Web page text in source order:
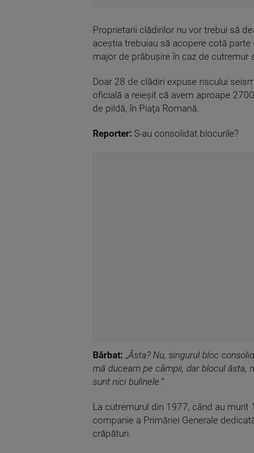
Proprietarii clădirilor nu vor trebui să
aceştia trebuiau să acopere cotă
major de prăbuşire în caz de cutremur
Doar 28 de clădiri expuse riscului
oficială a reieşit că avem aproape
de pildă, în Piaţa Romană.
Reporter: S-au consolidat blocurile?
Bărbat: „Ăsta? Nu, singurul bloc
mă duceam pe câmpii, dar blocul ăsta,
sunt nici bulinele.”
La cutremurul din 1977, când au
companie a Primăriei Generale
crăpături.